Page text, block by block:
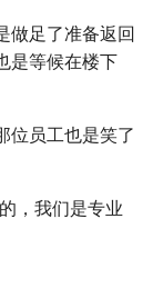
做足了准备返回
是等候在楼下
位员工也是笑了
，我们是专业